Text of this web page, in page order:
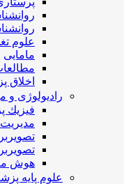
علوم
مامایی
اخلاق
رادیولوژی و
فيزيك
هوش
علوم پایه